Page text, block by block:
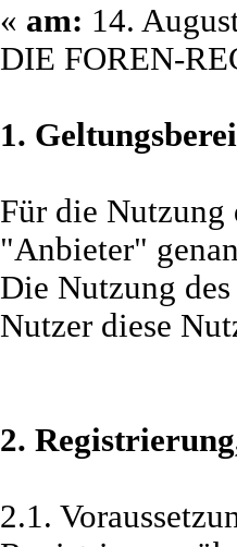
« am: 14.
DIE FOREN-
1.
Für die Nutzung
"Anbieter"
Die Nutzung
Nutzer diese
2.
2.1.